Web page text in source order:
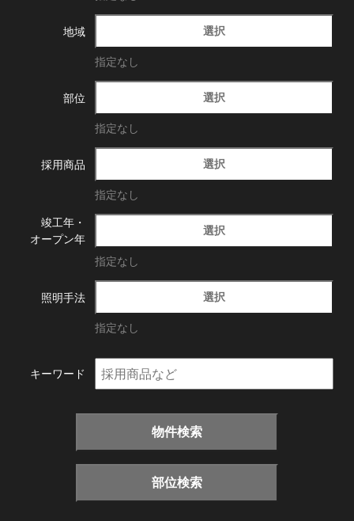
地域 選択
指定なし
部位 選択
指定なし
採用商品 選択
指定なし
竣工年・
オープン年
選択
指定なし
照明手法 選択
指定なし
キーワード
物件検索
部位検索